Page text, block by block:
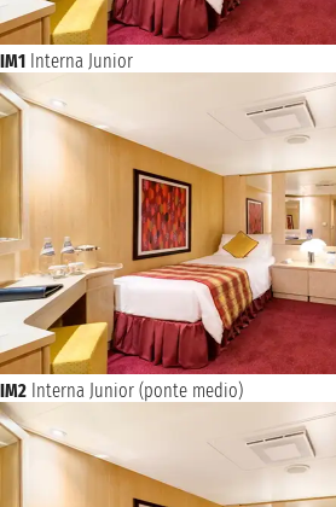
IM1 Interna Junior
IM2 Interna Junior (ponte medio)